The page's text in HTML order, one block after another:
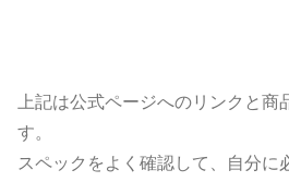
上記は公式ページへのリンクと
す。
スペックをよく確認して、自分に